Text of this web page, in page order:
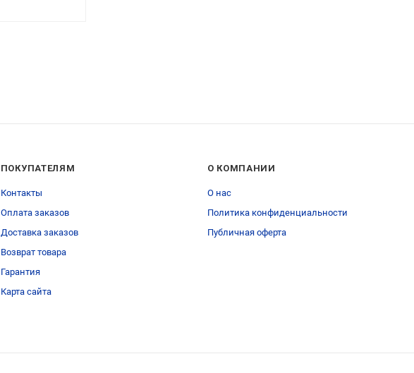
ПОКУПАТЕЛЯМ
Контакты
Оплата заказов
Доставка заказов
Возврат товара
Гарантия
Карта сайта
О КОМПАНИИ
О нас
Политика конфиденциальности
Публичная оферта